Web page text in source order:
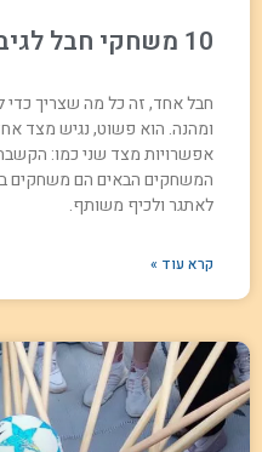
10 משחקי חבל לגיבוש כיתה בשטח
חבל אחד, זה כל מה שצריך כדי
ומהנה. הוא פשוט, נגיש מצד
אפשרויות מצד שני כמו:
המשחקים הבאים הם משחקים
לאתגר ולכיף משותף.
קרא עוד »